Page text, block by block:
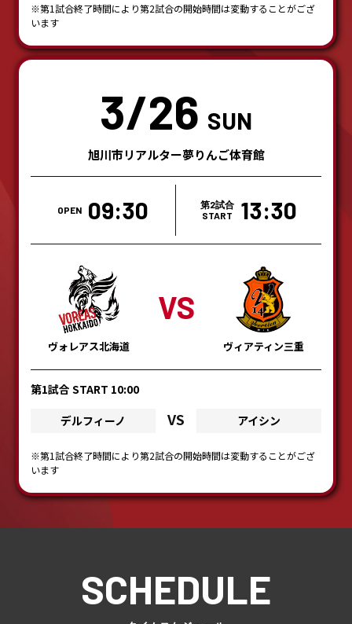
※第1試合終了時間により第2試合の開始時間は変動することがござ
います
3/26 SUN
旭川市リアルター夢りんご体育館
OPEN 09:30
第2試合
START
13:30
ヴォレアス北海道
VS
ヴィアティン三重
第1試合 START 10:00
デルフィーノ
VS アイシン
※第1試合終了時間により第2試合の開始時間は変動することがござ
います